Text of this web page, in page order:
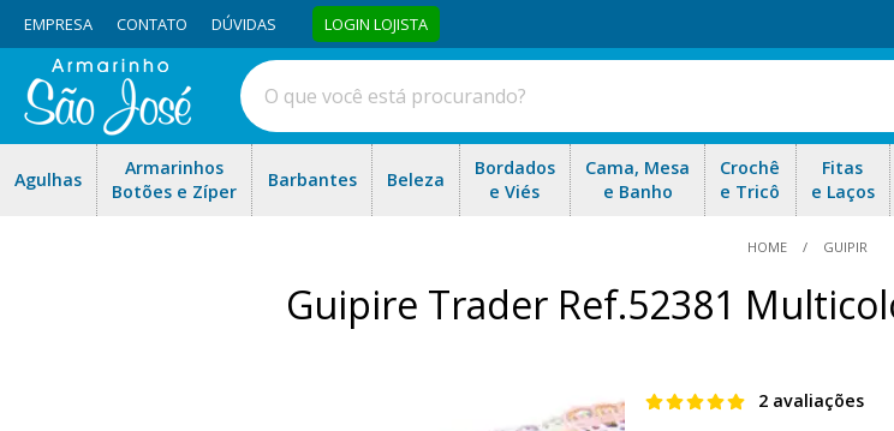
EMPRESA CONTATO DÚVIDAS LOGIN LOJISTA
Agulhas
Armarinhos
Botões e Zíper
Barbantes Beleza
Bordados
e Viés
Cama, Mesa
e Banho
Crochê
e Tricô
Fitas
e Laços
HOME GUIPIR
Guipire Trader Ref.52381
2 avaliações